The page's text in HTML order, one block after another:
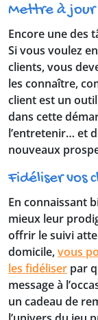
Mettre à jour
Encore une des
Si vous voulez
clients, vous
les connaître,
client est un
dans cette
l’entretenir… et
nouveaux
Fidéliser vos
En connaissant
mieux leur
offrir le suivi
domicile,vous
les fidéliser par
message à
un cadeau de